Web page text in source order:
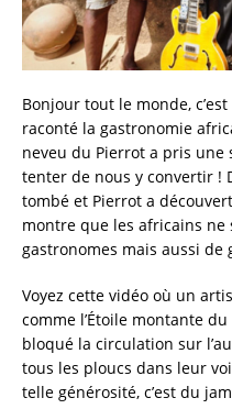
Bonjour tout le monde,
raconté la gastronomie
neveu du Pierrot a pris
tenter de nous y convertir !
tombé et Pierrot a
montre que les africains
gastronomes mais aussi de
Voyez cette vidéo où un
comme l’Étoile montante
bloqué la circulation sur
tous les ploucs dans leur
telle générosité, c’est du